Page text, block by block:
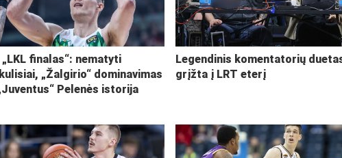
„LKL finalas“: nematyti
„Žalgirio“ dominavimas
Pelenės istorija
Legendinis komentatorių
grįžta į LRT eterį